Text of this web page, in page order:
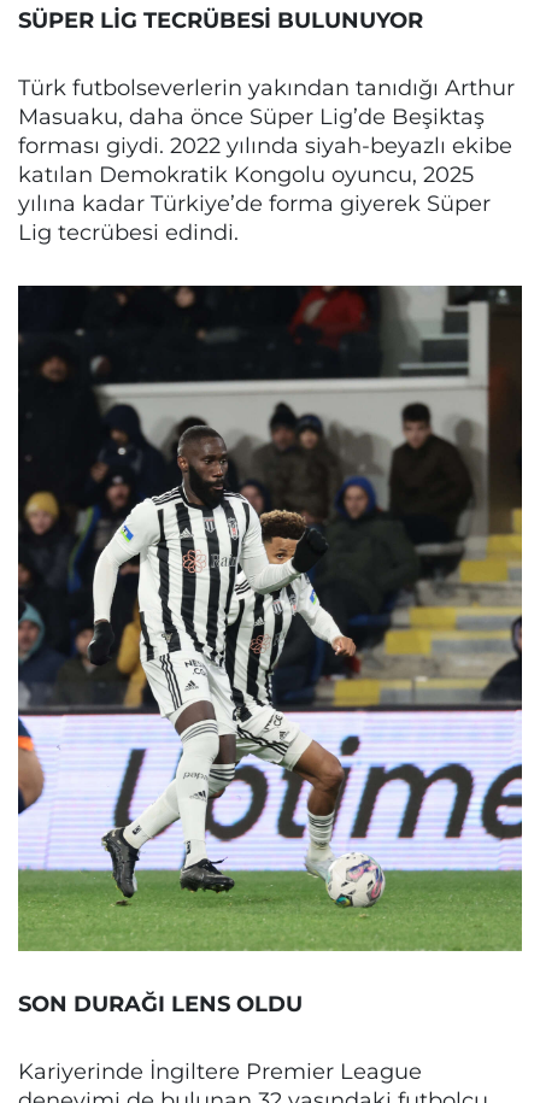
SÜPER LİG TECRÜBESİ BULUNUYOR
Türk futbolseverlerin yakından tanıdığı Arthur
Masuaku, daha önce Süper Lig’de Beşiktaş
forması giydi. 2022 yılında siyah-beyazlı ekibe
katılan Demokratik Kongolu oyuncu, 2025
yılına kadar Türkiye’de forma giyerek Süper
Lig tecrübesi edindi.
SON DURAĞI LENS OLDU
Kariyerinde İngiltere Premier League